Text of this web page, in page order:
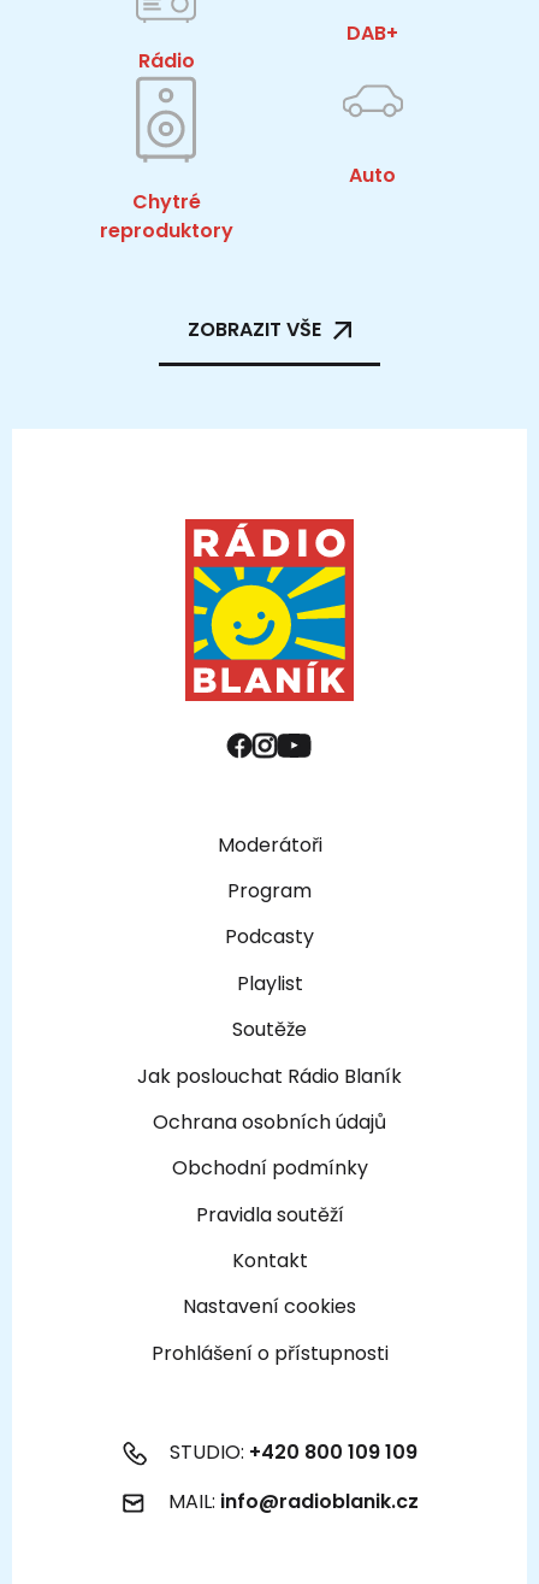
Rádio
DAB+
Chytré
reproduktory
Auto
ZOBRAZIT VŠE
Moderátoři
Program
Podcasty
Playlist
Soutěže
Jak poslouchat Rádio Blaník
Ochrana osobních údajů
Obchodní podmínky
Pravidla soutěží
Kontakt
Nastavení cookies
Prohlášení o přístupnosti
STUDIO: +420 800 109 109
MAIL: info@radioblanik.cz